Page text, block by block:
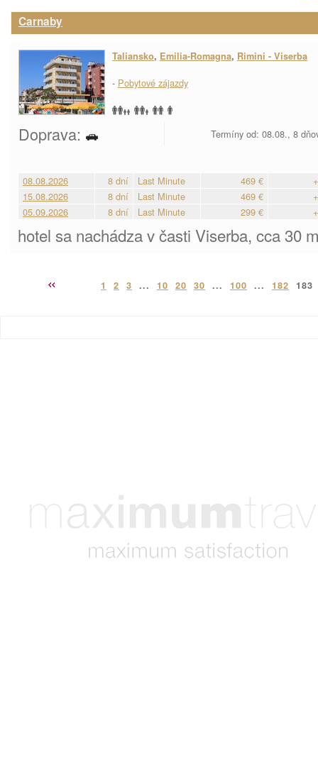
Carnaby
Taliansko, Emilia-Romagna, Rimini - Viserba
- Pobytové zájazdy
Doprava: Termíny od: 08.08., 8
08.08.2026 8 dní Last Minute 469 €
15.08.2026
8 dní Last Minute 469 €
05.09.2026
8 dní Last Minute 299 €
hotel sa nachádza v časti Viserba, cca 30
1 2 3 ... 10 20 30 ... 100 ... 182 183